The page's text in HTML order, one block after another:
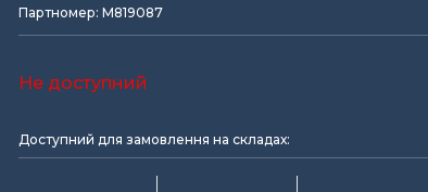
Партномер: M819087
Не доступний
Доступний для замовлення на складах: